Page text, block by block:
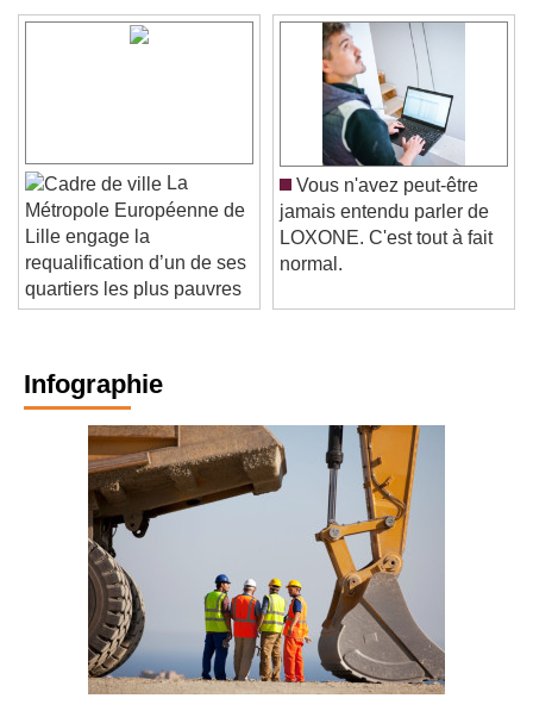
La
Métropole Européenne de
Lille engage la
requalification d’un de ses
quartiers les plus pauvres
Vous n'avez peut-être
jamais entendu parler de
LOXONE. C'est tout à fait
normal.
Infographie